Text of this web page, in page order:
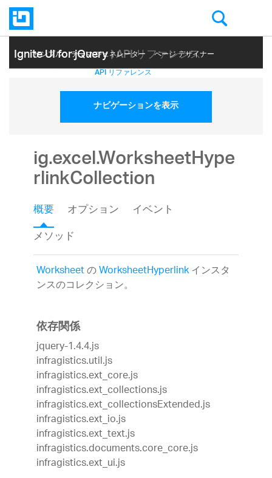
Ignite UI for jQuery| API リファレンス
サンプル テーマ ジェネレーター ページ デザイナー
ヘルプ トピック API リファレンス
ナビゲーションを表示
ig.excel.WorksheetHype
rlinkCollection
概要 オプション
イベント
メソッド
WorksheetのWorksheetHyperlinkインスタ
ンスのコレクション。
依存関係
jquery-1.4.4.js
infragistics.util.js
infragistics.ext_core.js
infragistics.ext_collections.js
infragistics.ext_collectionsExtended.js
infragistics.ext_io.js
infragistics.ext_text.js
infragistics.documents.core_core.js
infragistics.ext_ui.js